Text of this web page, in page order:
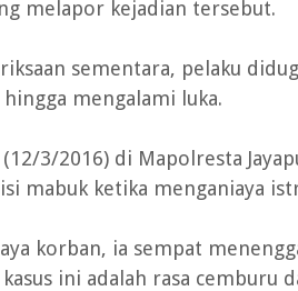
melapor kejadian tersebut.
sementara, pelaku
mengalami luka.
3/2016) di Mapolresta
mabuk ketika menganiaya
korban, ia sempat
ini adalah rasa cemburu